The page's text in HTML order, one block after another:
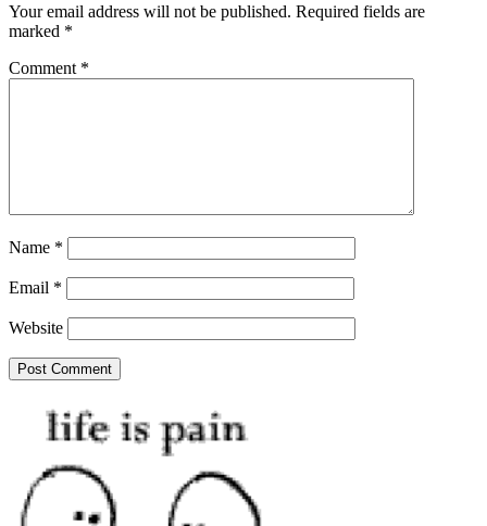
Your email address will not be published. Required fields are
marked *
Comment *
Name *
Email *
Website